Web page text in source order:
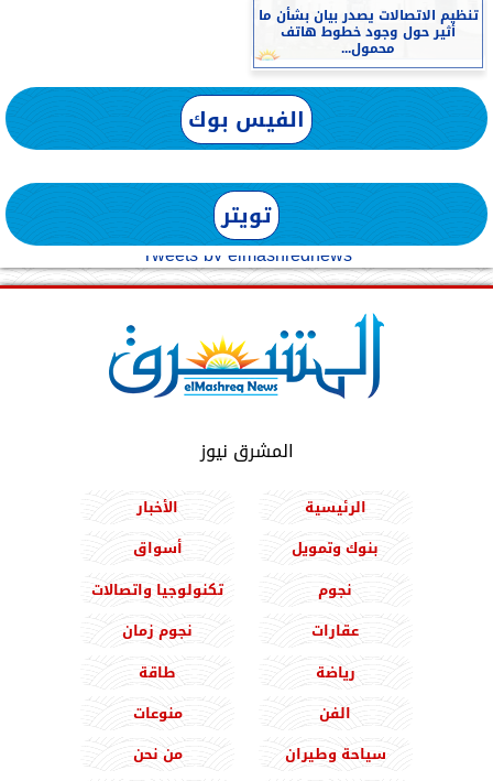
تنظيم الاتصالات يصدر بيان بشأن ما
أثير حول وجود خطوط هاتف
محمول...
الفيس بوك
تويتر
Tweets by elmashreqnews
المشرق نيوز
الرئيسية
الأخبار
بنوك وتمويل
أسواق
نجوم
تكنولوجيا واتصالات
عقارات
نجوم زمان
رياضة
طاقة
الفن
منوعات
سياحة وطيران
من نحن